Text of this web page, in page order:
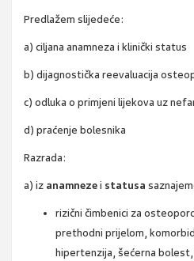
Predlažem slijedeće:
a) ciljana anamneza i klinički status
b) dijagnostička reevaluacija
c) odluka o primjeni lijekova uz
d) praćenje bolesnika
Razrada:
a) iz anamnezei statusa
rizični čimbenici za
prethodni prijelom,
hipertenzija, šećerna